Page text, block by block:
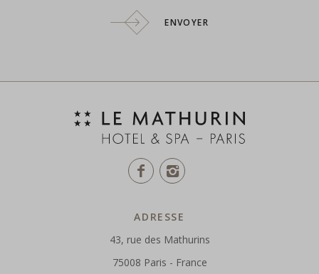
ENVOYER
ADRESSE
43, rue des Mathurins
75008 Paris - France